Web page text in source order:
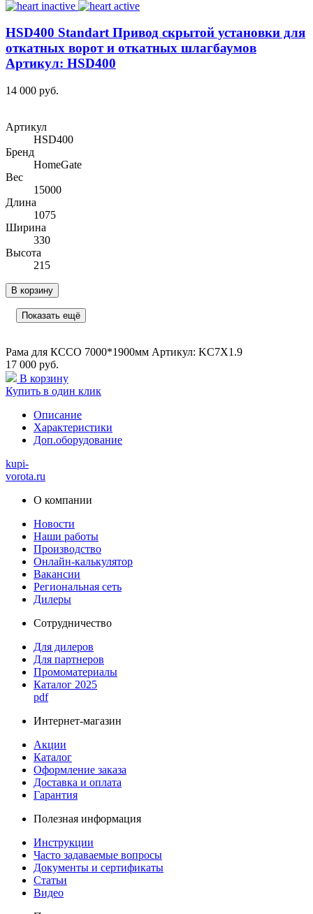
HSD400 Standart Привод скрытой установки для
откатных ворот и откатных шлагбаумов
Артикул: HSD400
14 000 руб.
Артикул
HSD400
Бренд
HomeGate
Вес
15000
Длина
1075
Ширина
330
Высота
215
В корзину
Показать ещё
Рама для КССО 7000*1900мм Артикул: KC7X1.9
17 000 руб.
В корзину
Купить в один клик
Описание
Характеристики
Доп.оборудование
kupi-
vorota.ru
О компании
Новости
Наши работы
Производство
Онлайн-калькулятор
Вакансии
Региональная сеть
Дилеры
Сотрудничество
Для дилеров
Для партнеров
Промоматериалы
Каталог 2025
pdf
Интернет-магазин
Акции
Каталог
Оформление заказа
Доставка и оплата
Гарантия
Полезная информация
Инструкции
Часто задаваемые вопросы
Документы и сертификаты
Статьи
Видео